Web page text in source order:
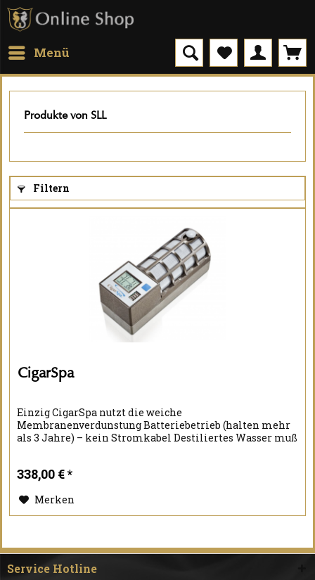
Menü
Produkte von SLL
Filtern
CigarSpa
Einzig CigarSpa nutzt die weiche
Membranenverdunstung Batteriebetrieb (halten mehr
als 3 Jahre) – kein Stromkabel Destiliertes Wasser muß
338,00 € *
Merken
Service Hotline